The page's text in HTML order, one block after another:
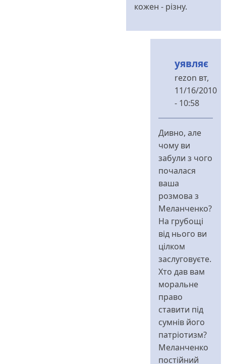
кожен - різну.
уявляє
rezon вт,
11/16/2010
- 10:58
У
Чи
виглядає
від
Дивно, але
чому ви
забули з чого
почалася
ваша
розмова з
Меланченко?
На грубощі
від нього ви
цілком
заслуговуєте.
Хто дав вам
моральне
право
ставити під
сумнів його
патріотизм?
Меланченко
постійний